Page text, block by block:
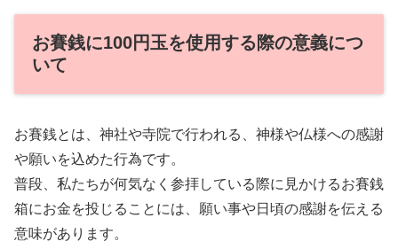
お賽銭に100円玉を使用する際の意義につ
いて
お賽銭とは、神社や寺院で行われる、神様や仏様への感謝
や願いを込めた行為です。
普段、私たちが何気なく参拝している際に見かけるお賽銭
箱にお金を投じることには、願い事や日頃の感謝を伝える
意味があります。